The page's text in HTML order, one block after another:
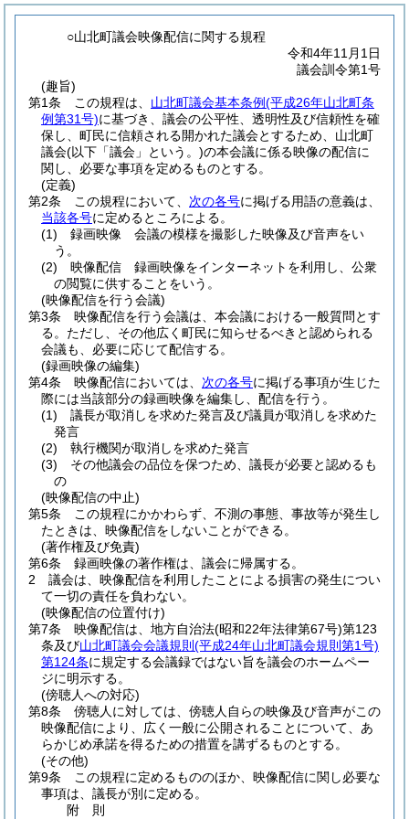
○山北町議会映像配信に関する規程
令和4年11月1日
議会訓令第1号
(趣旨)
第1条
この規程は、 山北町議会基本条例(平成26年山北町条
例第31号)に基づき、議会の公平性、透明性及び信頼性を確
保し、町民に信頼される開かれた議会とするため、山北町
議会(以下「議会」という。)の本会議に係る映像の配信に
関し、必要な事項を定めるものとする。
(定義)
第2条
この規程において、 次の各号に掲げる用語の意義は、
当該各号に定めるところによる。
(1)
録画映像 会議の模様を撮影した映像及び音声をい
う。
(2)
映像配信 録画映像をインターネットを利用し、公衆
の閲覧に供することをいう。
(映像配信を行う会議)
第3条
映像配信を行う会議は、本会議における一般質問とす
る。 ただし、その他広く町民に知らせるべきと認められる
会議も、必要に応じて配信する。
(録画映像の編集)
第4条
映像配信においては、 次の各号に掲げる事項が生じた
際には当該部分の録画映像を編集し、配信を行う。
(1)
議長が取消しを求めた発言及び議員が取消しを求めた
発言
(2)
執行機関が取消しを求めた発言
(3)
その他議会の品位を保つため、議長が必要と認めるも
の
(映像配信の中止)
第5条
この規程にかかわらず、不測の事態、事故等が発生し
たときは、映像配信をしないことができる。
(著作権及び免責)
第6条
録画映像の著作権は、議会に帰属する。
2
議会は、映像配信を利用したことによる損害の発生につい
て一切の責任を負わない。
(映像配信の位置付け)
第7条
映像配信は、地方自治法(昭和22年法律第67号)第123
条及び山北町議会会議規則 (平成24年山北町議会規則第1号)
第124条に規定する会議録ではない旨を議会のホームペー
ジに明示する。
(傍聴人への対応)
第8条
傍聴人に対しては、傍聴人自らの映像及び音声がこの
映像配信により、広く一般に公開されることについて、あ
らかじめ承諾を得るための措置を講ずるものとする。
(その他)
第9条
この規程に定めるもののほか、映像配信に関し必要な
事項は、議長が別に定める。
附 則